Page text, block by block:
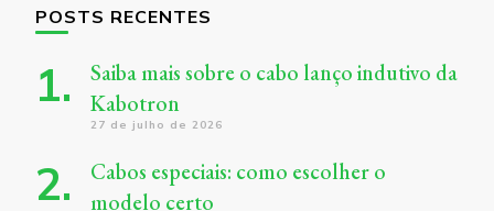
POSTS RECENTES
Saiba mais sobre o cabo lanço indutivo da
Kabotron
27 de julho de 2026
Cabos especiais: como escolher o
modelo certo